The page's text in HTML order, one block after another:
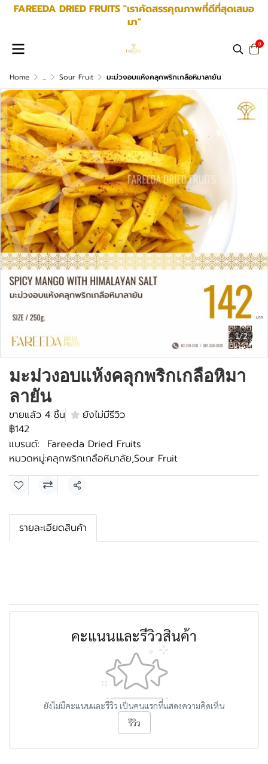
FAREEDA DRIED FRUITS "เราคัดสรรคุณภาพที่ดีที่สุดเสมอ
มา"
0
Home ... Sour Fruit มะม่วงอบแห้งคลุกพริกเกลือหิมาลายัน
1/2
มะม่วงอบแห้งคลุกพริกเกลือหิมา
ลายัน
ขายแล้ว 4 ชิ้น
ยังไม่มีรีวิว
฿142
แบรนด์:
Fareeda Dried Fruits
หมวดหมู่:คลุกพริกเกลือหิมาลัย,Sour Fruit
แชร์
รายละเอียดสินค้า
คะแนนและรีวิวสินค้า
ยังไม่มีคะแนนและรีวิว เป็นคนแรกที่แสดงความคิดเห็น
รีวิว